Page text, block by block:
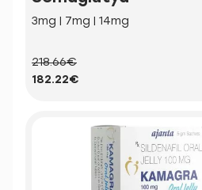
3mg | 7mg | 14mg
218.66€
182.22€